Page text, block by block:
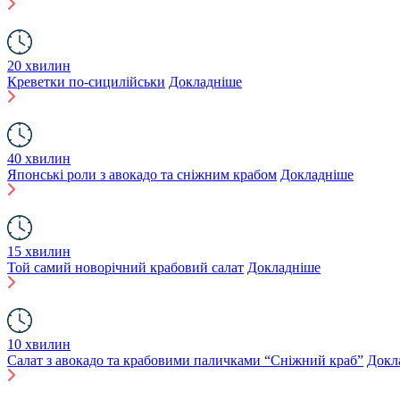
20 хвилин
Креветки по-сицилійськи Докладніше
40 хвилин
Японські роли з авокадо та сніжним крабом Докладніше
15 хвилин
Той самий новорічний крабовий салат Докладніше
10 хвилин
Салат з авокадо та крабовими паличками “Сніжний краб”